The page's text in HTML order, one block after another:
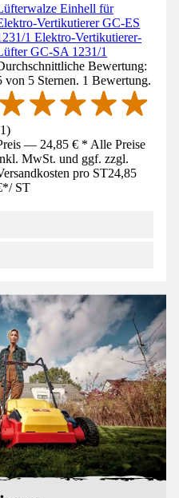
Einhell für
Vertikutierer GC-ES
1 Elektro-Vertikutierer-
GC-SA 1231/1
Bewertung:
von 5 Sternen. 1 Bewertung.
1)
— 24,85 € * Alle Preise
MwSt. und ggf. zzgl.
pro ST24,85
*/ ST